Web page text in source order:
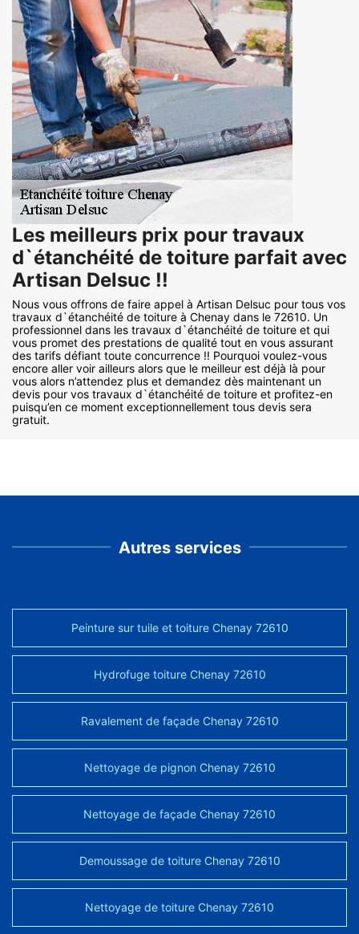
Les meilleurs prix pour travaux
d`étanchéité de toiture parfait avec
Artisan Delsuc !!
Nous vous offrons de faire appel à Artisan Delsuc pour tous vos
travaux d`étanchéité de toiture à Chenay dans le 72610. Un
professionnel dans les travaux d`étanchéité de toiture et qui
vous promet des prestations de qualité tout en vous assurant
des tarifs défiant toute concurrence !! Pourquoi voulez-vous
encore aller voir ailleurs alors que le meilleur est déjà là pour
vous alors n’attendez plus et demandez dès maintenant un
devis pour vos travaux d`étanchéité de toiture et profitez-en
puisqu’en ce moment exceptionnellement tous devis sera
gratuit.
Autres services
Peinture sur tuile et toiture Chenay 72610
Hydrofuge toiture Chenay 72610
Ravalement de façade Chenay 72610
Nettoyage de pignon Chenay 72610
Nettoyage de façade Chenay 72610
Demoussage de toiture Chenay 72610
Nettoyage de toiture Chenay 72610